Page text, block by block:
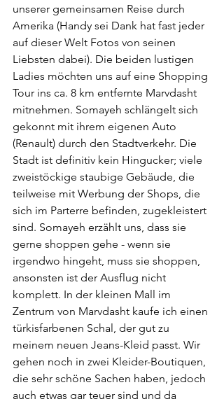
unserer gemeinsamen Reise durch
Amerika (Handy sei Dank hat fast jeder
auf dieser Welt Fotos von seinen
Liebsten dabei). Die beiden lustigen
Ladies möchten uns auf eine Shopping
Tour ins ca. 8 km entfernte Marvdasht
mitnehmen. Somayeh schlängelt sich
gekonnt mit ihrem eigenen Auto
(Renault) durch den Stadtverkehr. Die
Stadt ist definitiv kein Hingucker; viele
zweistöckige staubige Gebäude, die
teilweise mit Werbung der Shops, die
sich im Parterre befinden, zugekleistert
sind. Somayeh erzählt uns, dass sie
gerne shoppen gehe - wenn sie
irgendwo hingeht, muss sie shoppen,
ansonsten ist der Ausflug nicht
komplett. In der kleinen Mall im
Zentrum von Marvdasht kaufe ich einen
türkisfarbenen Schal, der gut zu
meinem neuen Jeans-Kleid passt. Wir
gehen noch in zwei Kleider-Boutiquen,
die sehr schöne Sachen haben, jedoch
auch etwas gar teuer sind und da